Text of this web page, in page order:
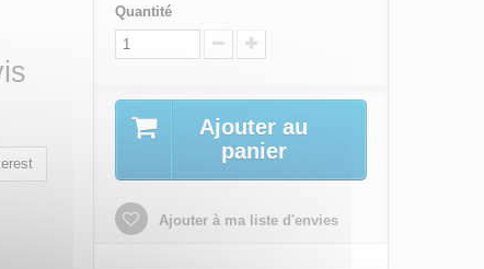
Quantité
Ajouter au
panier
Ajouter à ma liste d'envies